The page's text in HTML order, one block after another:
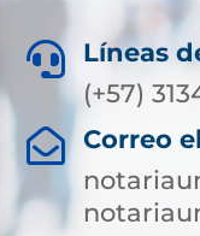

Líneas
(+57)

Correo